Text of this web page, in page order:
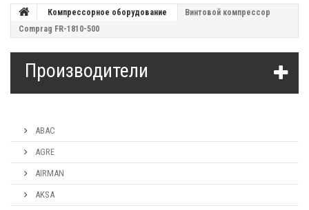
Компрессорное оборудование
Винтовой компрессор
Comprag FR-1810-500
Производители
ABAC
AGRE
AIRMAN
AKSA